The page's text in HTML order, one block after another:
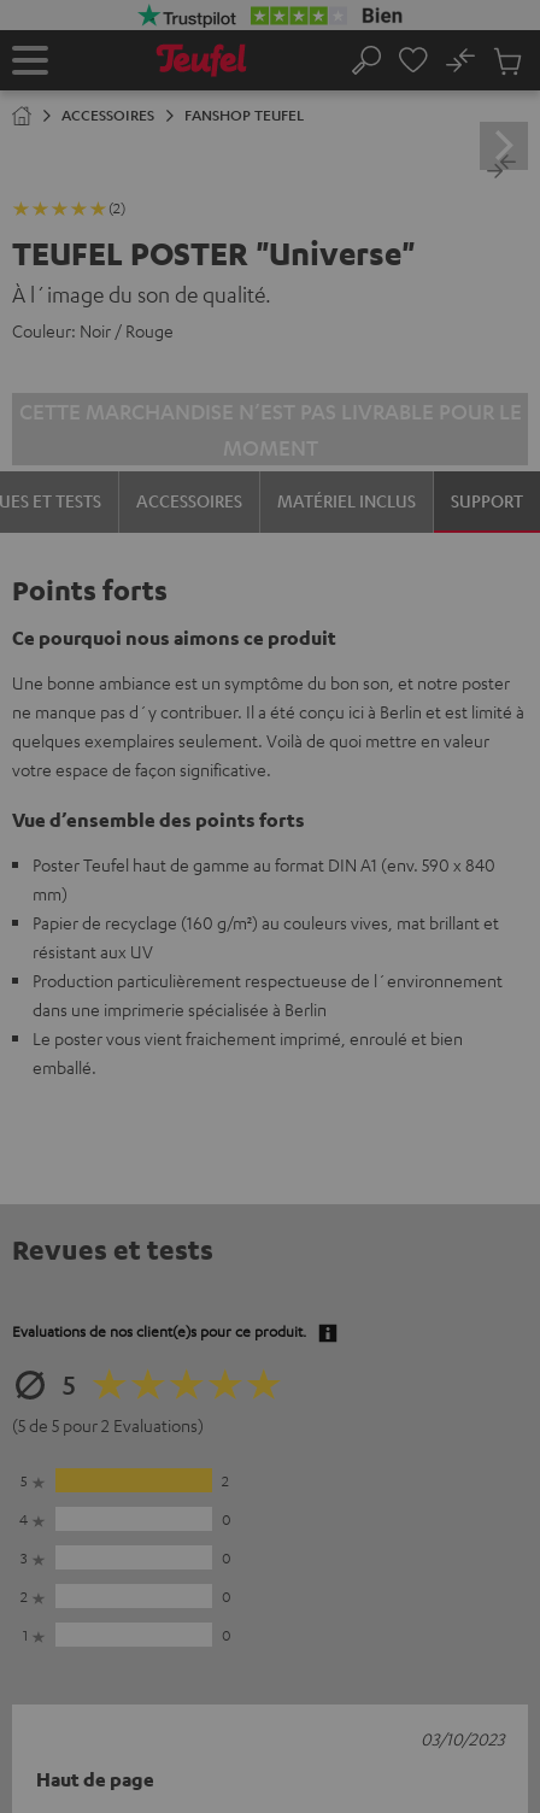
Page
Rechercher
No
panier
ACCESSOIRES FANSHOP TEUFEL
(2)
TEUFEL POSTER "Universe"
À l´image du son de qualité.
Couleur: Noir / Rouge
ET TESTS ACCESSOIRES MATÉRIEL INCLUS SUPPORT
Points forts
Ce pourquoi nous aimons ce produit
Une bonne ambiance est un symptôme du bon son, et notre poster
ne manque pas d´y contribuer. Il a été conçu ici à Berlin et est limité à
quelques exemplaires seulement. Voilà de quoi mettre en valeur
votre espace de façon significative.
Vue d’ensemble des points forts
Poster Teufel haut de gamme au format DIN A1 (env. 590 x 840
mm)
Papier de recyclage (160 g/m²) au couleurs vives, mat brillant et
résistant aux UV
Production particulièrement respectueuse de l´environnement
dans une imprimerie spécialisée à Berlin
Le poster vous vient fraichement imprimé, enroulé et bien
emballé.
Revues et tests
Evaluations de nos client(e)s pour ce produit.
5
(5 de 5 pour 2 Evaluations)
5
2
4
0
3
0
2
0
1
0
Haut de page
03/10/2023